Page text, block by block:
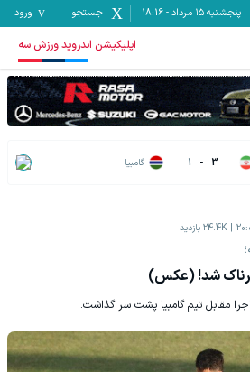
پنجشنبه ۱۵ مرداد -
18:16 جستجو ورود
اپلیکیشن اندروید ورزش سه
3
-
1 گامبیا
24.4K بازدید
شد! (عکس)
مقابل تیم گامبیا پشت سر گذاشت.